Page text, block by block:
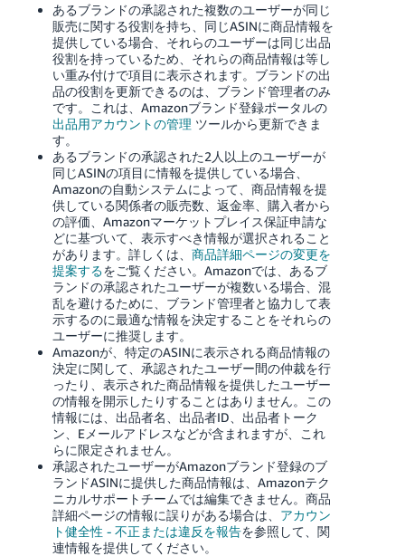
あるブランドの承認された複数のユーザーが同じ
販売に関する役割を持ち、同じASINに商品情報を
提供している場合、それらのユーザーは同じ出品
役割を持っているため、それらの商品情報は等し
い重み付けで項目に表示されます。ブランドの出
品の役割を更新できるのは、ブランド管理者のみ
です。これは、Amazonブランド登録ポータルの
出品用アカウントの管理 ツールから更新できま
す。
あるブランドの承認された2人以上のユーザーが
同じASINの項目に情報を提供している場合、
Amazonの自動システムによって、商品情報を提
供している関係者の販売数、返金率、購入者から
の評価、Amazonマーケットプレイス保証申請な
どに基づいて、表示すべき情報が選択されること
があります。 詳しくは、 商品詳細ページの変更を
提案するをご覧ください。 Amazonでは、あるブ
ランドの承認されたユーザーが複数いる場合、混
乱を避けるために、ブランド管理者と協力して表
示するのに最適な情報を決定することをそれらの
ユーザーに推奨します。
Amazonが、特定のASINに表示される商品情報の
決定に関して、承認されたユーザー間の仲裁を行
ったり、表示された商品情報を提供したユーザー
の情報を開示したりすることはありません。この
情報には、出品者名、出品者ID、出品者トーク
ン、Eメールアドレスなどが含まれますが、これ
らに限定されません。
承認されたユーザーがAmazonブランド登録のブ
ランドASINに提供した商品情報は、Amazonテク
ニカルサポートチームでは編集できません。 商品
詳細ページの情報に誤りがある場合は、 アカウン
ト健全性 - 不正または違反を報告を参照して、関
連情報を提供してください。